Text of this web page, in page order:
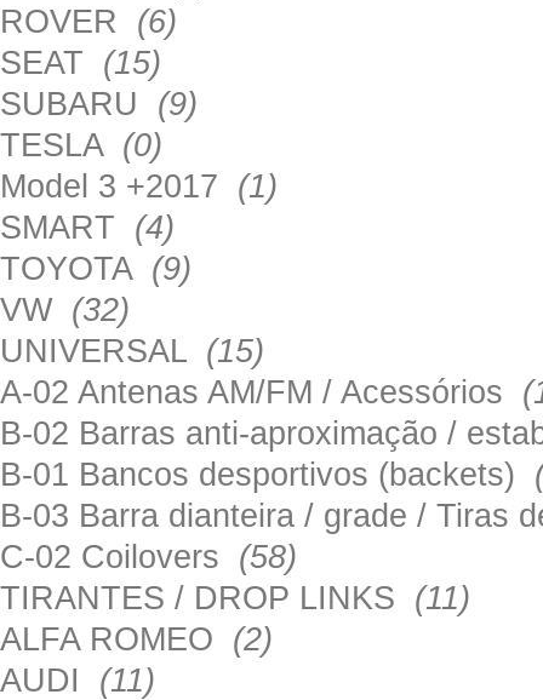
ROVER (6)
SEAT (15)
SUBARU (9)
TESLA (0)
Model 3 +2017 (1)
SMART (4)
TOYOTA (9)
VW (32)
UNIVERSAL (15)
A-02 Antenas AM/FM / Acessórios
B-02 Barras anti-aproximação /
B-01 Bancos desportivos (backets)
B-03 Barra dianteira / grade / Tiras
C-02 Coilovers (58)
TIRANTES / DROP LINKS (11)
ALFA ROMEO (2)
AUDI (11)